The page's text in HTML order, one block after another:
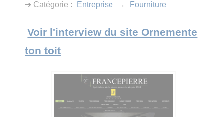
➔ Catégorie : Entreprise → Fourniture
Voir l'interview du site Ornemente
ton toit